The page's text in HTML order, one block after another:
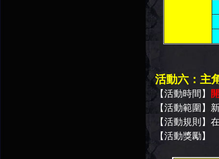
活動六：主
【活動時間】
【活動範圍】
【活動規則】
【活動獎勵】